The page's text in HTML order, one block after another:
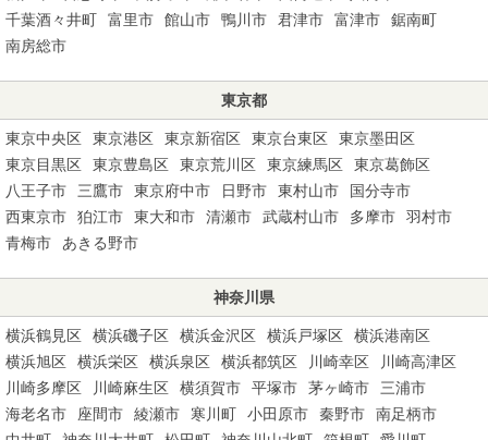
千葉酒々井町
富里市 館山市 鴨川市 君津市 富津市
鋸南町
南房総市
東京都
東京中央区 東京港区 東京新宿区 東京台東区
東京墨田区
東京目黒区
東京豊島区 東京荒川区 東京練馬区
東京葛飾区
八王子市
三鷹市 東京府中市 日野市 東村山市
国分寺市
西東京市
狛江市 東大和市 清瀬市 武蔵村山市 多摩市
羽村市
青梅市
あきる野市
神奈川県
横浜鶴見区 横浜磯子区 横浜金沢区 横浜戸塚区
横浜港南区
横浜旭区
横浜栄区 横浜泉区 横浜都筑区 川崎幸区
川崎高津区
川崎多摩区
川崎麻生区 横須賀市 平塚市 茅ヶ崎市
三浦市
海老名市
座間市 綾瀬市 寒川町 小田原市 秦野市
南足柄市